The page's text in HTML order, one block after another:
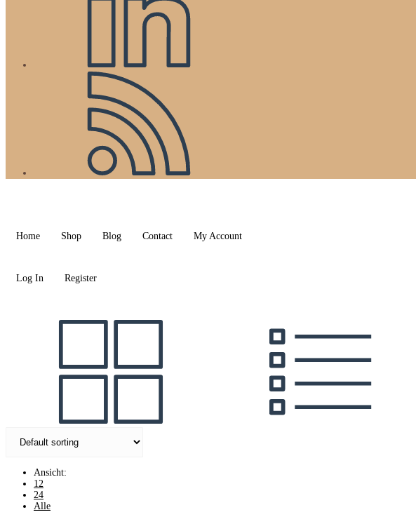
Home Shop Blog Contact My Account
Log In Register
Ansicht:
12
24
Alle